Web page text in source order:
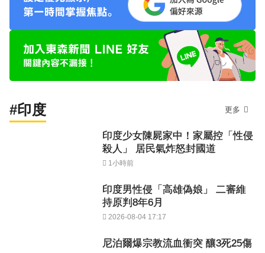
#印度 更多
印度少女陳屍家中！家屬控「性侵
殺人」 居民氣炸怒封國道
1小時前
印度男性侵「高雄偽娘」 二審維
持原判8年6月
2026-08-04 17:17
尼泊爾爆宗教流血衝突 釀3死25傷